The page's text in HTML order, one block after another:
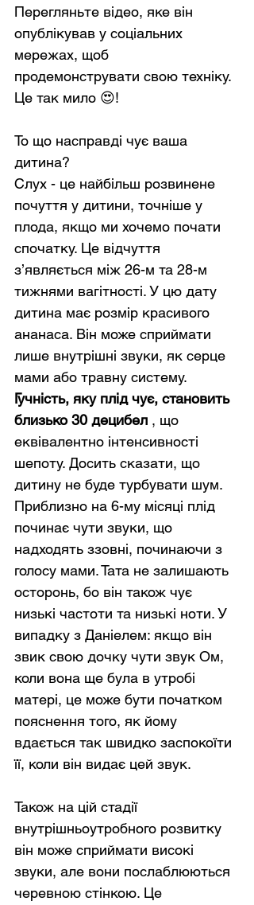
Перегляньте відео, яке він
опублікував у соціальних
мережах, щоб
продемонструвати свою техніку.
Це так мило 😍!
То що насправді чує ваша
дитина?
Слух - це найбільш розвинене
почуття у дитини, точніше у
плода, якщо ми хочемо почати
спочатку. Це відчуття
з’являється між 26-м та 28-м
тижнями вагітності. У цю дату
дитина має розмір красивого
ананаса. Він може сприймати
лише внутрішні звуки, як серце
мами або травну систему.
Гучність, яку плід чує, становить
близько 30 децибел , що
еквівалентно інтенсивності
шепоту. Досить сказати, що
дитину не буде турбувати шум.
Приблизно на 6-му місяці плід
починає чути звуки, що
надходять ззовні, починаючи з
голосу мами. Тата не залишають
осторонь, бо він також чує
низькі частоти та низькі ноти. У
випадку з Даніелем: якщо він
звик свою дочку чути звук Ом,
коли вона ще була в утробі
матері, це може бути початком
пояснення того, як йому
вдається так швидко заспокоїти
її, коли він видає цей звук.
Також на цій стадії
внутрішньоутробного розвитку
він може сприймати високі
звуки, але вони послаблюються
черевною стінкою. Це